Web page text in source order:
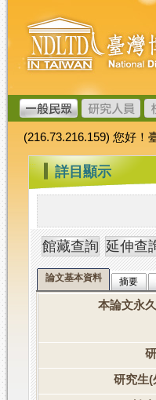
跳
到
主
要
內
容
臺
灣
博
碩
士
論
文
加
值
系
統
(216.73.216.159) 您好！
::: 詳目顯示
論文基本資料 摘要
本論文永
研究生(